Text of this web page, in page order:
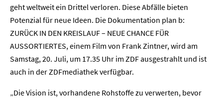
geht weltweit ein Drittel verloren. Diese Abfälle bieten
Potenzial für neue Ideen. Die Dokumentation plan b:
ZURÜCK IN DEN KREISLAUF – NEUE CHANCE FÜR
AUSSORTIERTES, einem Film von Frank Zintner, wird am
Samstag, 20. Juli, um 17.35 Uhr im ZDF ausgestrahlt und ist
auch in der ZDFmediathek verfügbar.
„Die Vision ist, vorhandene Rohstoffe zu verwerten, bevor